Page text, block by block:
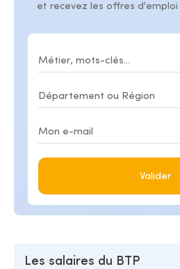
et recevez les offres d'emploi
Valider
Les salaires du BTP